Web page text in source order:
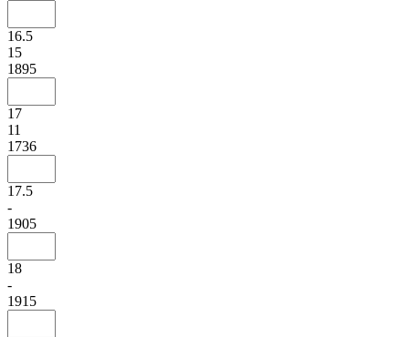
16.5
15
1895
17
11
1736
17.5
-
1905
18
-
1915